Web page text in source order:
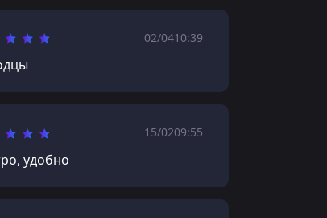
02/0410:39
15/0209:55
удобно